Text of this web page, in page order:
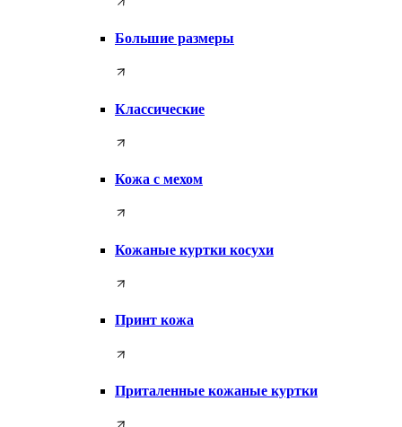
Большие размеры
Классические
Кожа с мехом
Кожаные куртки косухи
Принт кожа
Приталенные кожаные куртки